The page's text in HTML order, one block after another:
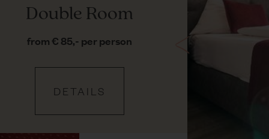
Double Room
from € 85,- per person
DETAILS